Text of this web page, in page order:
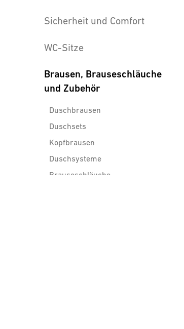
Sicherheit und Comfort
WC-Sitze
Brausen, Brauseschläuche
und Zubehör
Duschbrausen
Duschsets
Kopfbrausen
Duschsysteme
Brauseschläuche